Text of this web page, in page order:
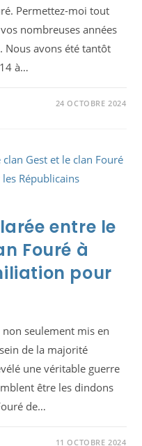
Permettez-moi tout
nombreuses années
Nous avons été tantôt
à…
24 OCTOBRE 2024
entre le
Fouré à
pour
seulement mis en
de la majorité
une véritable guerre
être les dindons
de…
11 OCTOBRE 2024